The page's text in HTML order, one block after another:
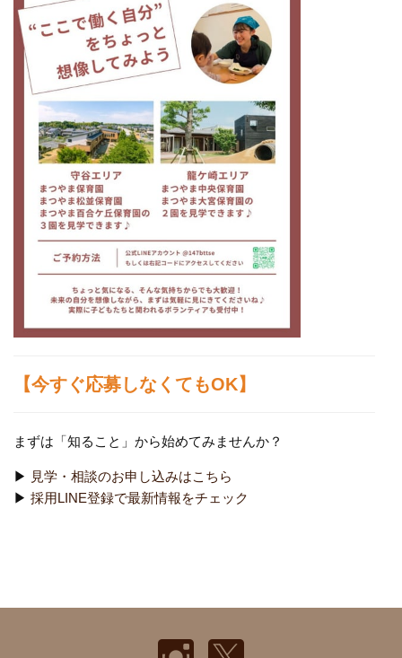
【今すぐ応募しなくてもOK】
まずは「知ること」から始めてみませんか？
▶ 見学・相談のお申し込みはこちら
▶ 採用LINE登録で最新情報をチェック